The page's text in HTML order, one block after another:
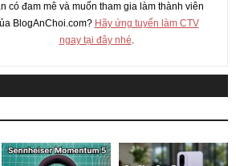
có đam mê và muốn tham gia làm thành viên
BlogAnChoi.com? Hãy ứng tuyển làm CTV
ngay tại đây nhé.